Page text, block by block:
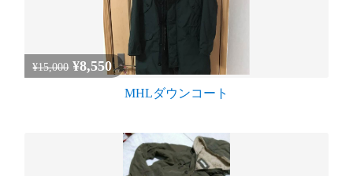
¥15,000 ¥8,550
MHLダウンコート